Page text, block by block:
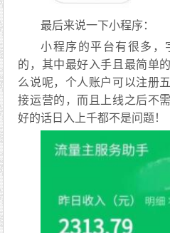
最后来说一下小程序：
小程序的平台有很多，
的，其中最好入手且最简单
么说呢，个人账户可以注册
接运营的，而且上线之后不
好的话日入上千都不是问题！